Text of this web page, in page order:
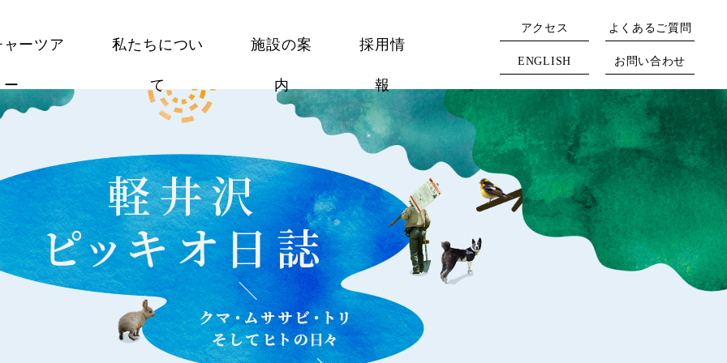
ーツア
ー
私たちについ
て
施設の案
内
採用情
報
アクセス よくあるご質問
ENGLISH お問い合わせ